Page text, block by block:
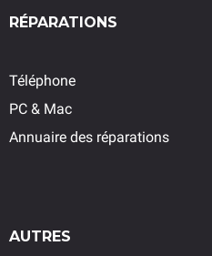
RÉPARATIONS
Téléphone
PC & Mac
Annuaire des réparations
AUTRES